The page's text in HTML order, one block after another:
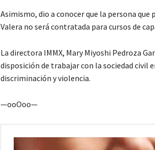
Asimismo, dio a conocer que la persona
Valera no será contratada para cursos de
La directora IMMX, Mary Miyoshi Pedroza
disposición de trabajar con la sociedad civil
discriminación y violencia.
—ooOoo—